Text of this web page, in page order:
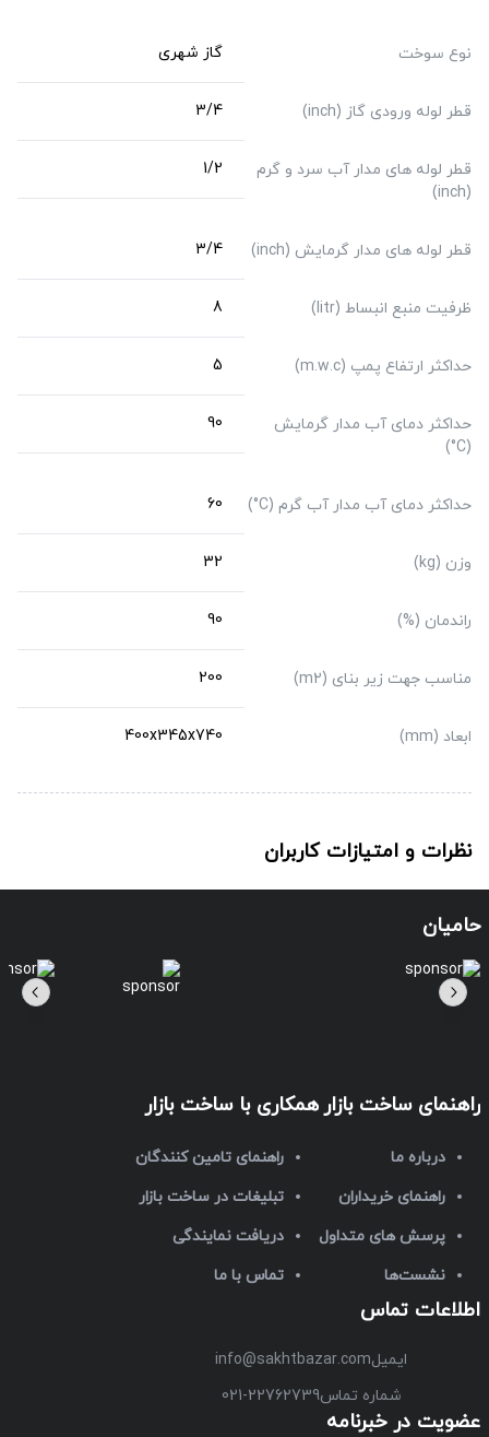
نوع سوخت گاز شهری
قطر لوله ورودی گاز (inch) 3/4
قطر لوله های مدار آب سرد و گرم
(inch)
1/2
قطر لوله های مدار گرمایش (inch) 3/4
ظرفیت منبع انبساط (litr) 8
حداکثر ارتفاع پمپ (m.w.c) 5
حداکثر دمای آب مدار گرمایش
(C°)
90
حداکثر دمای آب مدار آب گرم (C°) 60
وزن (kg) 32
راندمان (%) 90
مناسب جهت زیر بنای (m2) 200
ابعاد (mm) 400x345x740
نظرات و امتیازات کاربران
حامیان
راهنمای ساخت بازار
درباره ما
راهنمای خریداران
پرسش های متداول
نشست‌ها
همکاری با ساخت بازار
راهنمای تامین کنندگان
تبلیغات در ساخت بازار
دریافت نمایندگی
تماس با ما
اطلاعات تماس
ایمیلinfo@sakhtbazar.com
شماره تماس021-22762739
عضویت در خبرنامه